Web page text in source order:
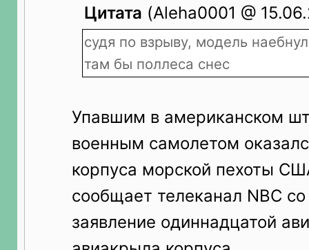
Цитата (Aleha0001 @
судя по взрыву, модель
там бы поллеса снес
Упавшим в американском
военным самолетом
корпуса морской пехоты
сообщает телеканал NBC
заявление одиннадцатой